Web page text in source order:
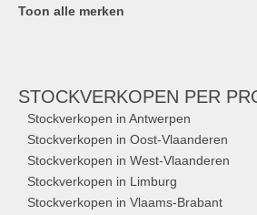
Toon alle merken
STOCKVERKOPEN PER
Stockverkopen in Antwerpen
Stockverkopen in Oost-Vlaanderen
Stockverkopen in West-Vlaanderen
Stockverkopen in Limburg
Stockverkopen in Vlaams-Brabant